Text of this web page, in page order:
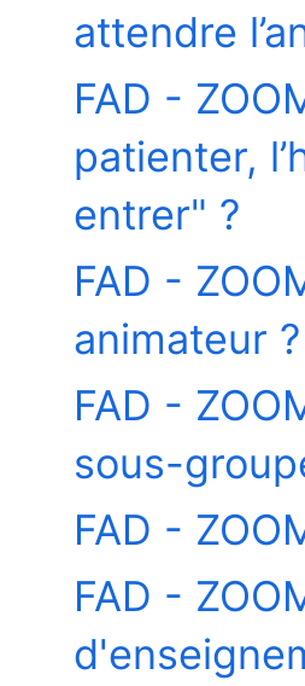
attendre
FAD -
patienter,
entrer" ?
FAD -
animateur ?
FAD -
sous-
FAD -
FAD -